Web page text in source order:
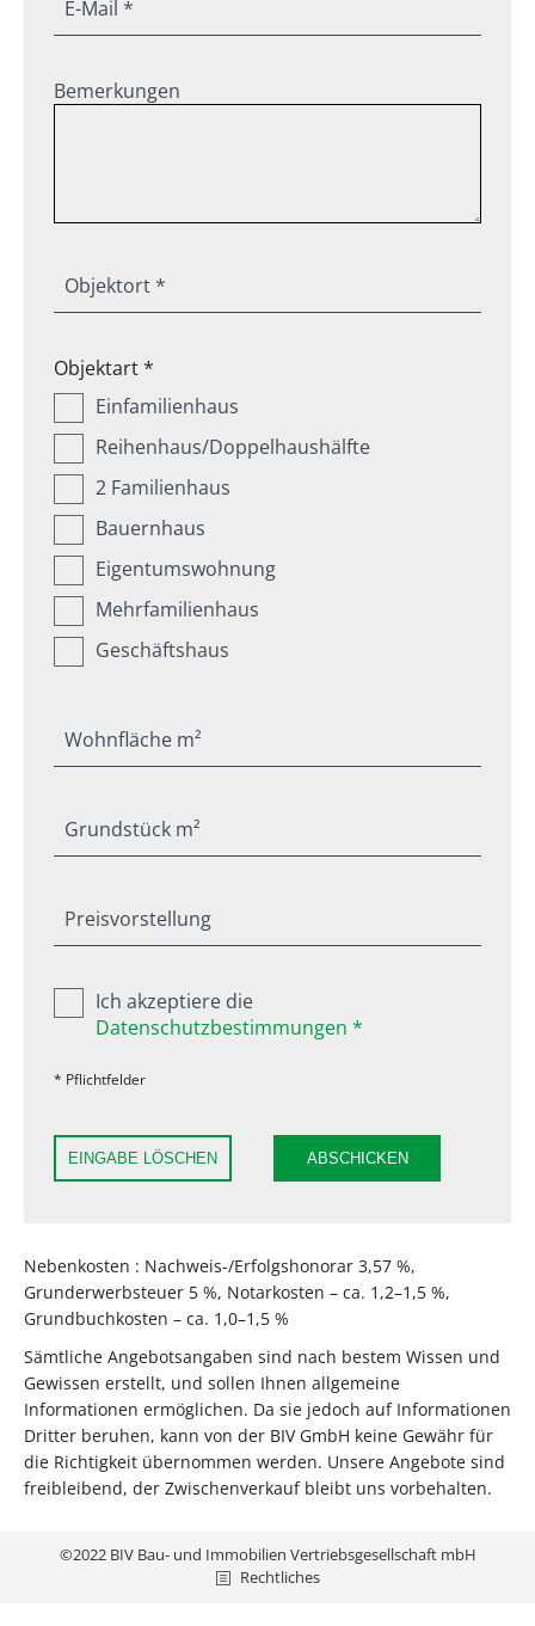
E-Mail *
Bemerkungen
Objektort *
Objektart *
Einfamilienhaus
Reihenhaus/Doppelhaushälfte
2 Familienhaus
Bauernhaus
Eigentumswohnung
Mehrfamilienhaus
Geschäftshaus
Wohnfläche m²
Grundstück m²
Preisvorstellung
Ich akzeptiere die
Datenschutzbestimmungen *
* Pflichtfelder
EINGABE LÖSCHEN ABSCHICKEN
Nebenkosten : Nachweis-/Erfolgshonorar 3,57 %,
Grunderwerbsteuer 5 %, Notarkosten – ca. 1,2–1,5 %,
Grundbuchkosten – ca. 1,0–1,5 %
Sämtliche Angebotsangaben sind nach bestem Wissen und
Gewissen erstellt, und sollen Ihnen allgemeine
Informationen ermöglichen. Da sie jedoch auf Informationen
Dritter beruhen, kann von der BIV GmbH keine Gewähr für
die Richtigkeit übernommen werden. Unsere Angebote sind
freibleibend, der Zwischenverkauf bleibt uns vorbehalten.
©2022 BIV Bau- und Immobilien Vertriebsgesellschaft mbH
Rechtliches